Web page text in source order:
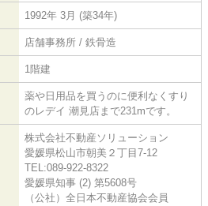
1992年 3月 (築34年)
店舗事務所 / 鉄骨造
1階建
薬や日用品を買うのに便利なくすり
のレデイ 潮見店まで231mです。
株式会社不動産ソリューション
愛媛県松山市朝美２丁目7-12
TEL:089-922-8322
愛媛県知事 (2) 第5608号
（公社）全日本不動産協会会員